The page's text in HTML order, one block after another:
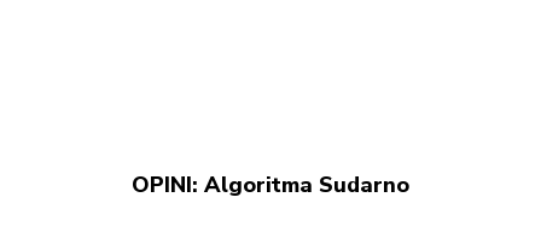
OPINI: Algoritma Sudarno